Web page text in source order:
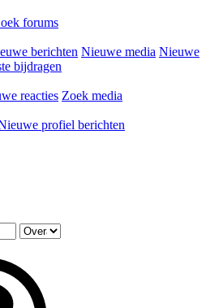
forums
berichten Nieuwe media Nieuwe
bijdragen
reacties Zoek media
profiel berichten